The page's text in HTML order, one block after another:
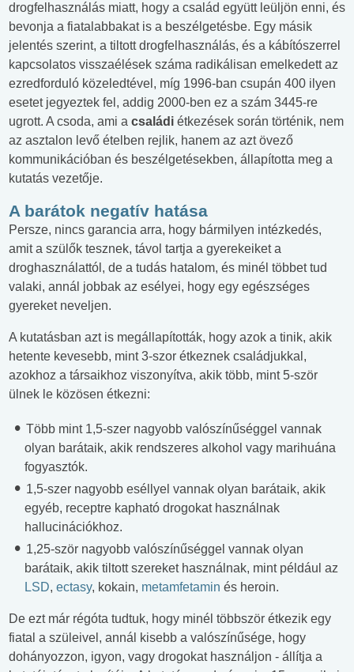
drogfelhasználás miatt, hogy a család együtt leüljön enni, és
bevonja a fiatalabbakat is a beszélgetésbe. Egy másik
jelentés szerint, a tiltott drogfelhasználás, és a kábítószerrel
kapcsolatos visszaélések száma radikálisan emelkedett az
ezredforduló közeledtével, míg 1996-ban csupán 400 ilyen
esetet jegyeztek fel, addig 2000-ben ez a szám 3445-re
ugrott. A csoda, ami a családi étkezések során történik, nem
az asztalon levő ételben rejlik, hanem az azt övező
kommunikációban és beszélgetésekben, állapította meg a
kutatás vezetője.
A barátok negatív hatása
Persze, nincs garancia arra, hogy bármilyen intézkedés,
amit a szülők tesznek, távol tartja a gyerekeiket a
droghasználattól, de a tudás hatalom, és minél többet tud
valaki, annál jobbak az esélyei, hogy egy egészséges
gyereket neveljen.
A kutatásban azt is megállapították, hogy azok a tinik, akik
hetente kevesebb, mint 3-szor étkeznek családjukkal,
azokhoz a társaikhoz viszonyítva, akik több, mint 5-ször
ülnek le közösen étkezni:
Több mint 1,5-szer nagyobb valószínűséggel vannak
olyan barátaik, akik rendszeres alkohol vagy marihuána
fogyasztók.
1,5-szer nagyobb eséllyel vannak olyan barátaik, akik
egyéb, receptre kapható drogokat használnak
hallucinációkhoz.
1,25-ször nagyobb valószínűséggel vannak olyan
barátaik, akik tiltott szereket használnak, mint például az
LSD, ectasy, kokain, metamfetamin és heroin.
De ezt már régóta tudtuk, hogy minél többször étkezik egy
fiatal a szüleivel, annál kisebb a valószínűsége, hogy
dohányozzon, igyon, vagy drogokat használjon - állítja a